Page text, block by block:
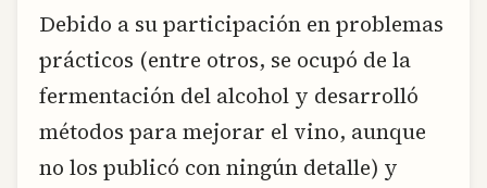
Debido a su participación en problemas
prácticos (entre otros, se ocupó de la
fermentación del alcohol y desarrolló
métodos para mejorar el vino, aunque
no los publicó con ningún detalle) y